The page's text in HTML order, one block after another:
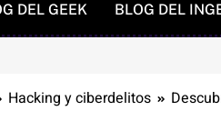
DEL GEEK BLOG DEL
Hacking y ciberdelitos